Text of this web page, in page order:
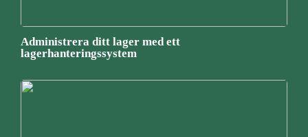
Administrera ditt lager med ett
lagerhanteringssystem